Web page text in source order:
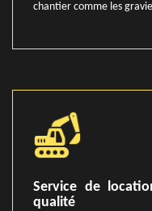
chantier comme les
Service de
qualité